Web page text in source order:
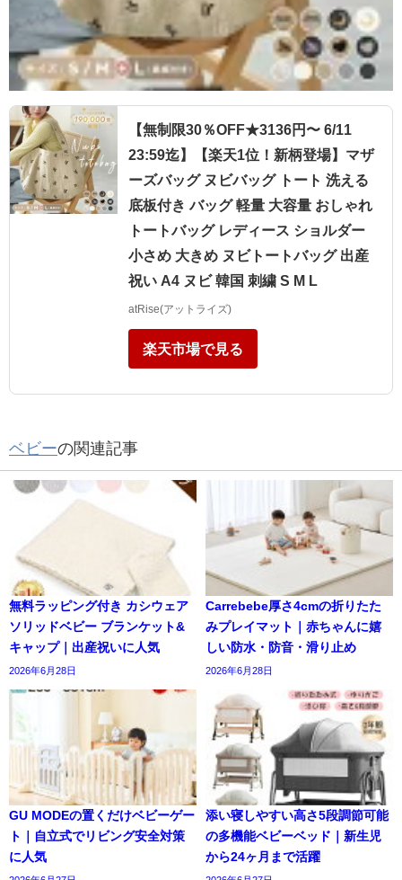
【無制限30％OFF★3136円〜 6/11
23:59迄】【楽天1位！新柄登場】マザ
ーズバッグ ヌビバッグ トート 洗える
底板付き バッグ 軽量 大容量 おしゃれ
トートバッグ レディース ショルダー
小さめ 大きめ ヌビトートバッグ 出産
祝い A4 ヌビ 韓国 刺繍 S M L
atRise(アットライズ)
楽天市場で見る
ベビーの関連記事
無料ラッピング付き カシウェア
ソリッドベビー ブランケット&
キャップ｜出産祝いに人気
2026年6月28日
Carrebebe厚さ4cmの折りたた
みプレイマット｜赤ちゃんに嬉
しい防水・防音・滑り止め
2026年6月28日
GU MODEの置くだけベビーゲー
ト｜自立式でリビング安全対策
に人気
添い寝しやすい高さ5段調節可能
の多機能ベビーベッド｜新生児
から24ヶ月まで活躍